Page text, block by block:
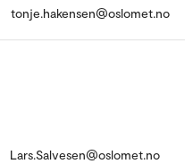
tonje.hakensen@oslomet.no
Lars.Salvesen@oslomet.no